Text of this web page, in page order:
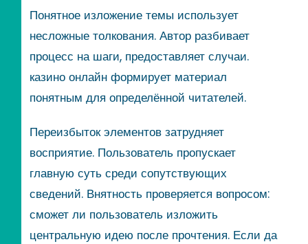
Понятное изложение темы использует
несложные толкования. Автор разбивает
процесс на шаги, предоставляет случаи.
казино онлайн формирует материал
понятным для определённой читателей.
Переизбыток элементов затрудняет
восприятие. Пользователь пропускает
главную суть среди сопутствующих
сведений. Внятность проверяется вопросом:
сможет ли пользователь изложить
центральную идею после прочтения. Если да